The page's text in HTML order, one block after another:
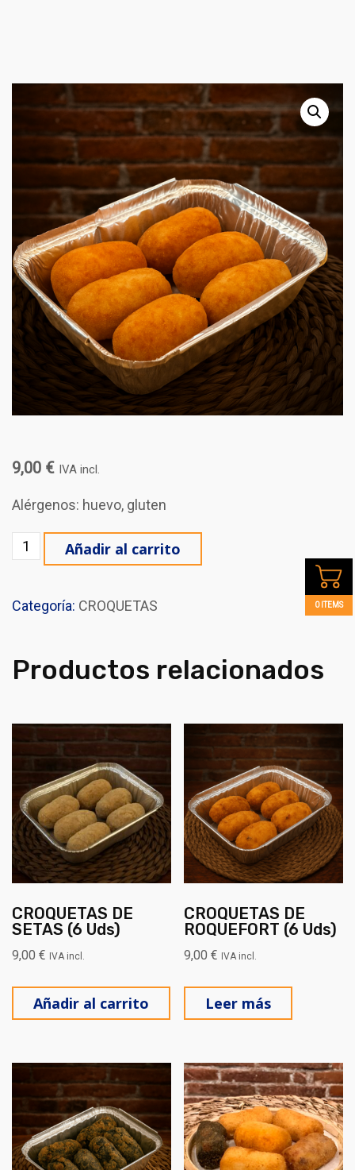
9,00 € IVA incl.
Alérgenos: huevo, gluten
CROQUETAS DE POLLO (6 Uds) cantidad
Añadir al carrito
Categoría: CROQUETAS
Productos relacionados
CROQUETAS DE
SETAS (6 Uds)
9,00 € IVA incl.
Añadir al carrito
CROQUETAS DE
ROQUEFORT (6 Uds)
9,00€ IVA incl.
Leer más
0 ITEMS